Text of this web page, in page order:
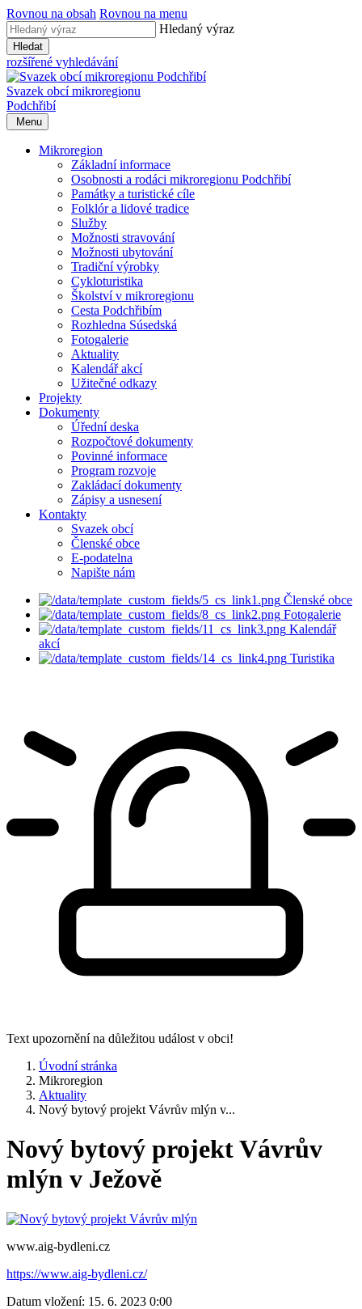
Rovnou na obsah Rovnou na menu
Hledaný výraz
Hledat
rozšířené vyhledávání
Svazek obcí mikroregionu
Podchřibí
Menu
Mikroregion
Základní informace
Osobnosti a rodáci mikroregionu Podchřibí
Památky a turistické cíle
Folklór a lidové tradice
Služby
Možnosti stravování
Možnosti ubytování
Tradiční výrobky
Cykloturistika
Školství v mikroregionu
Cesta Podchřibím
Rozhledna Súsedská
Fotogalerie
Aktuality
Kalendář akcí
Užitečné odkazy
Projekty
Dokumenty
Úřední deska
Rozpočtové dokumenty
Povinné informace
Program rozvoje
Zakládací dokumenty
Zápisy a usnesení
Kontakty
Svazek obcí
Členské obce
E-podatelna
Napište nám
Členské obce
Fotogalerie
Kalendář
akcí
Turistika
Text upozornění na důležitou událost v obci!
Úvodní stránka
Mikroregion
Aktuality
Nový bytový projekt Vávrův mlýn v...
Nový bytový projekt Vávrův
mlýn v Ježově
www.aig-bydleni.cz
https://www.aig-bydleni.cz/
Datum vložení: 15. 6. 2023 0:00